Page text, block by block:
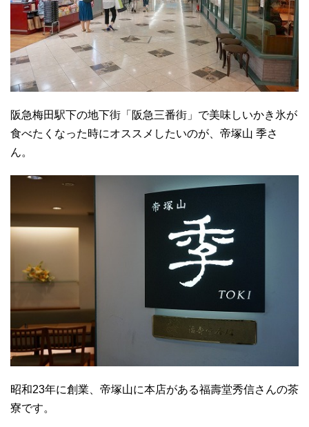
阪急梅田駅下の地下街「阪急三番街」で美味しいかき氷が
食べたくなった時にオススメしたいのが、帝塚山 季さ
ん。
昭和23年に創業、帝塚山に本店がある福壽堂秀信さんの茶
寮です。